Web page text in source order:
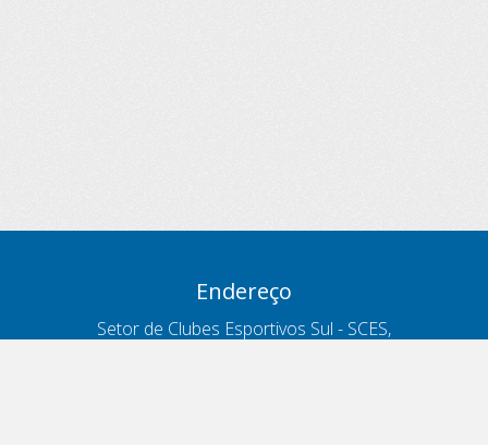
Endereço
Setor de Clubes Esportivos Sul - SCES,